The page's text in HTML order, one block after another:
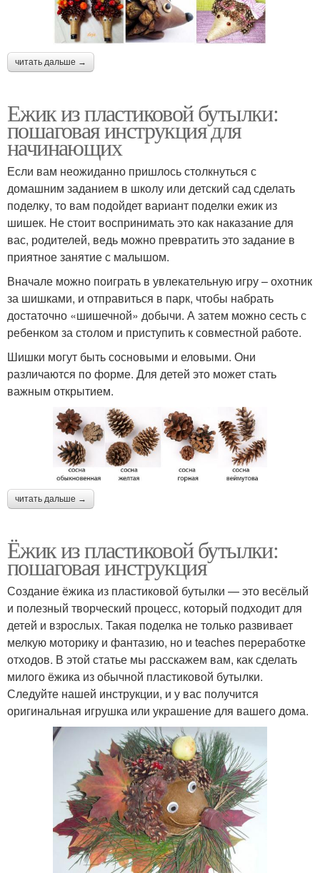
читать дальше →
Ежик из пластиковой бутылки:
пошаговая инструкция для
начинающих
Если вам неожиданно пришлось столкнуться с
домашним заданием в школу или детский сад сделать
поделку, то вам подойдет вариант поделки ежик из
шишек. Не стоит воспринимать это как наказание для
вас, родителей, ведь можно превратить это задание в
приятное занятие с малышом.
Вначале можно поиграть в увлекательную игру – охотник
за шишками, и отправиться в парк, чтобы набрать
достаточно «шишечной» добычи. А затем можно сесть с
ребенком за столом и приступить к совместной работе.
Шишки могут быть сосновыми и еловыми. Они
различаются по форме. Для детей это может стать
важным открытием.
читать дальше →
Ёжик из пластиковой бутылки:
пошаговая инструкция
Создание ёжика из пластиковой бутылки — это весёлый
и полезный творческий процесс, который подходит для
детей и взрослых. Такая поделка не только развивает
мелкую моторику и фантазию, но и teaches переработке
отходов. В этой статье мы расскажем вам, как сделать
милого ёжика из обычной пластиковой бутылки.
Следуйте нашей инструкции, и у вас получится
оригинальная игрушка или украшение для вашего дома.